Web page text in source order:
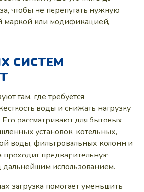
чтобы не перепутать нужную
маркой или модификацией,
СИСТЕМ
там, где требуется
воды и снижать нагрузку
рассматривают для бытовых
установок, котельных,
воды, фильтровальных колонн и
проходит предварительную
дальнейшим использованием.
загрузка помогает уменьшить